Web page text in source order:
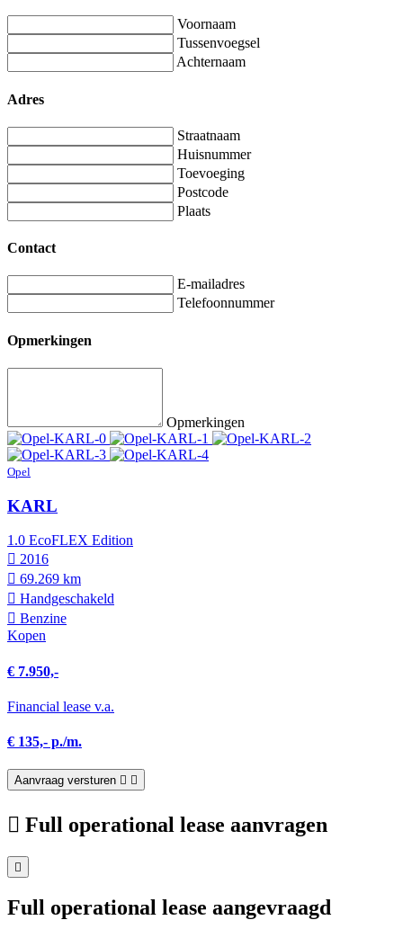
Voornaam
Tussenvoegsel
Achternaam
Adres
Straatnaam
Huisnummer
Toevoeging
Postcode
Plaats
Contact
E-mailadres
Telefoonnummer
Opmerkingen
Opmerkingen
Opel
KARL
1.0 EcoFLEX Edition
2016
69.269 km
Hand­geschakeld
Benzine
Kopen
€ 7.950,-
Financial lease v.a.
€ 135,- p./m.
Aanvraag versturen
Full operational lease aanvragen
Full operational lease aangevraagd